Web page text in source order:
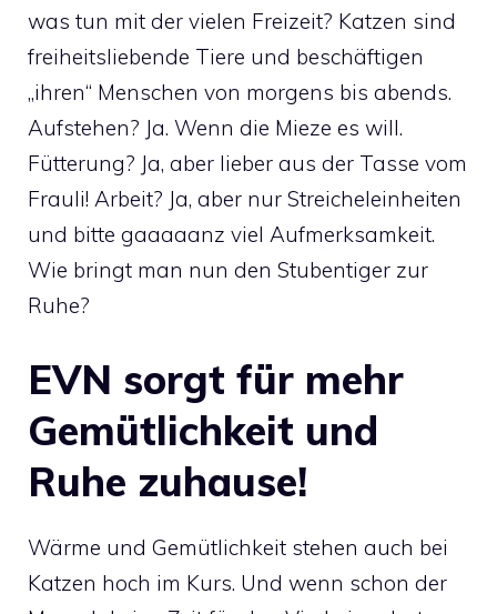
was tun mit der vielen Freizeit? Katzen sind
freiheitsliebende Tiere und beschäftigen
„ihren“ Menschen von morgens bis abends.
Aufstehen? Ja. Wenn die Mieze es will.
Fütterung? Ja, aber lieber aus der Tasse vom
Frauli! Arbeit? Ja, aber nur Streicheleinheiten
und bitte gaaaaanz viel Aufmerksamkeit.
Wie bringt man nun den Stubentiger zur
Ruhe?
EVN sorgt für mehr
Gemütlichkeit und
Ruhe zuhause!
Wärme und Gemütlichkeit stehen auch bei
Katzen hoch im Kurs. Und wenn schon der